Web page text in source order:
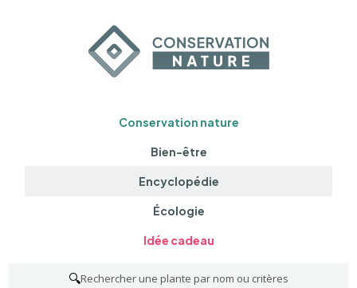
Conservation nature
Bien-être
Encyclopédie
Écologie
Idée cadeau
🔍Rechercher une plante par nom ou critères